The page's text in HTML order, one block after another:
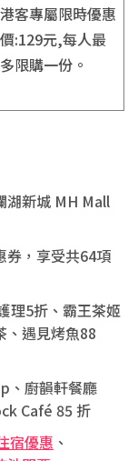
港客專屬限時優惠
價:129元,每人最
多限購一份。
湖新城 MH Mall
券，享受共64項
理5折、霸王茶姬
、遇見烤魚88
、廚韻軒餐廳
Café 85 折
宿優惠 、